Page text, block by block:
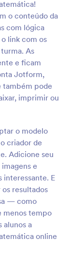
o conteúdo da
com lógica
link com os
As
e ficam
Jotform,
também pode
imprimir ou
o modelo
criador de
Adicione seu
e
interessante. E
resultados
— como
menos tempo
alunos a
online
as